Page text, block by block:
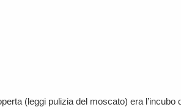
(leggi pulizia del moscato) era l’incubo